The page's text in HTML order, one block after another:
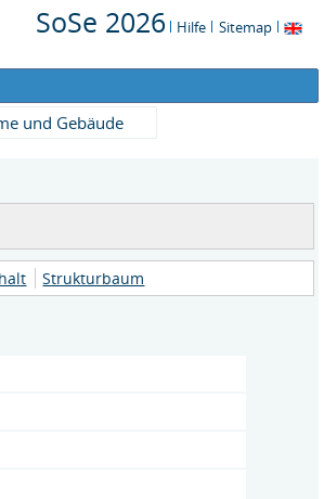
SoSe 2026 Hilfe Sitemap
und Gebäude
Strukturbaum